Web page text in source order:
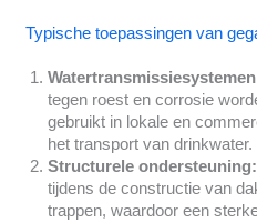
Typische toepassingen van
tegen roest en corrosie
gebruikt in lokale en
het transport van drinkwater.
Structurele ondersteuning:
tijdens de constructie van
trappen, waardoor een